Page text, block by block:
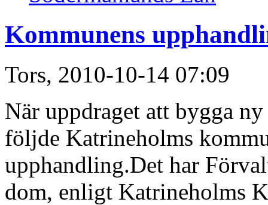
Kommunens
Tors, 2010-10-14 07:09
När uppdraget att bygga
följde Katrineholms
upphandling.Det har
dom, enligt Katrineholms